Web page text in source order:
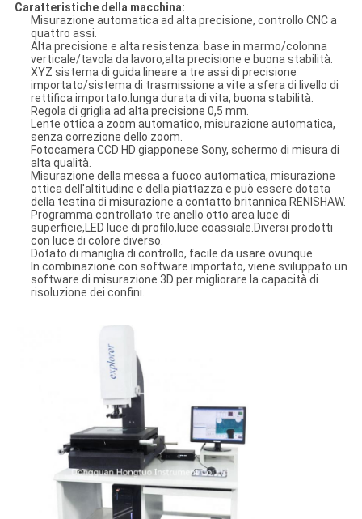
Caratteristiche della macchina:
Misurazione automatica ad alta precisione, controllo CNC a
quattro assi.
Alta precisione e alta resistenza: base in marmo/colonna
verticale/tavola da lavoro,alta precisione e buona stabilità.
XYZ sistema di guida lineare a tre assi di precisione
importato/sistema di trasmissione a vite a sfera di livello di
rettifica importato.lunga durata di vita, buona stabilità.
Regola di griglia ad alta precisione 0,5 mm.
Lente ottica a zoom automatico, misurazione automatica,
senza correzione dello zoom.
Fotocamera CCD HD giapponese Sony, schermo di misura di
alta qualità.
Misurazione della messa a fuoco automatica, misurazione
ottica dell'altitudine e della piattazza e può essere dotata
della testina di misurazione a contatto britannica RENISHAW.
Programma controllato tre anello otto area luce di
superficie,LED luce di profilo,luce coassiale.Diversi prodotti
con luce di colore diverso.
Dotato di maniglia di controllo, facile da usare ovunque.
In combinazione con software importato, viene sviluppato un
software di misurazione 3D per migliorare la capacità di
risoluzione dei confini.